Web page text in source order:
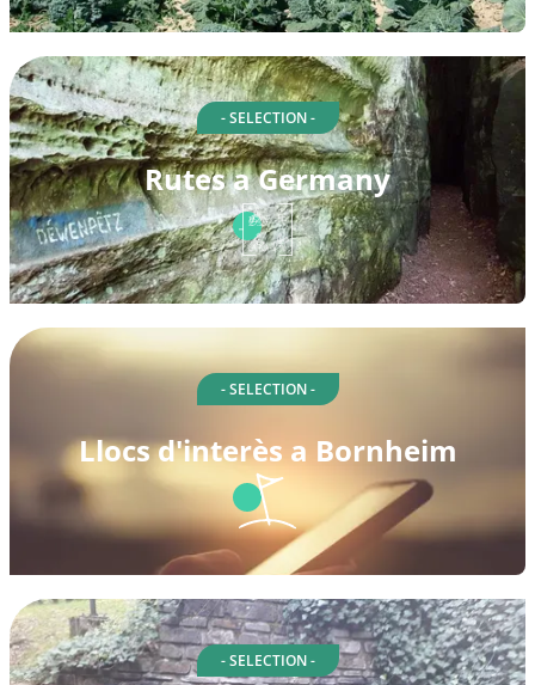
- SELECTION -
Rutes a Germany
- SELECTION -
Llocs d'interès a Bornheim
- SELECTION -